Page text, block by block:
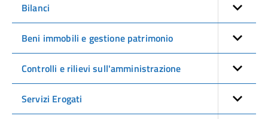
Bilanci
Beni immobili e gestione patrimonio
Controlli e rilievi sull'amministrazione
Servizi Erogati